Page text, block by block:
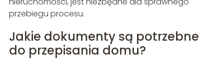
przebiegu procesu.
Jakie dokumenty są potrzebne
do przepisania domu?